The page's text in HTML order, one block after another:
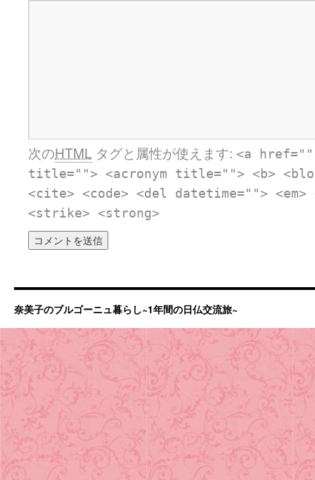
次のHTML タグと属性が使えます: <a
title=""> <acronym title=""> <b>
<cite> <code> <del datetime="">
<strike> <strong>
奈美子のブルゴーニュ暮らし~1年間の日仏交流旅~